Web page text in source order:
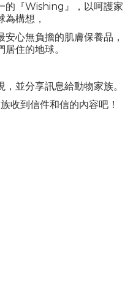
的『Wishing』，以呵護家
為構想，
心無負擔的肌膚保養品，
住的地球。
並分享訊息給動物家族。
收到信件和信的內容吧！